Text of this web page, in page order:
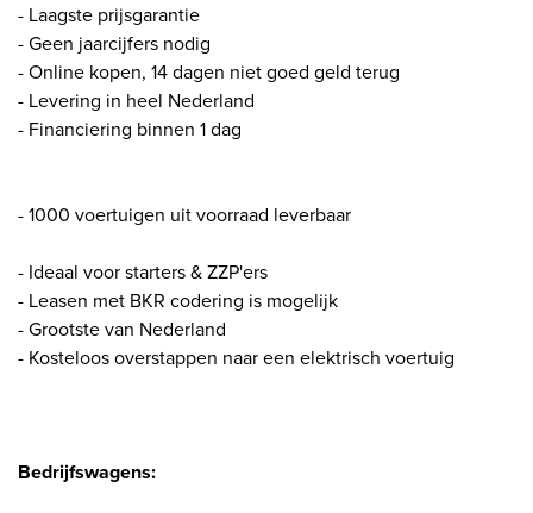
- Laagste prijsgarantie
- Geen jaarcijfers nodig
- Online kopen, 14 dagen niet goed geld terug
- Levering in heel Nederland
- Financiering binnen 1 dag
- 1000 voertuigen uit voorraad leverbaar
- Ideaal voor starters & ZZP'ers
- Leasen met BKR codering is mogelijk
- Grootste van Nederland
- Kosteloos overstappen naar een elektrisch voertuig
Bedrijfswagens: